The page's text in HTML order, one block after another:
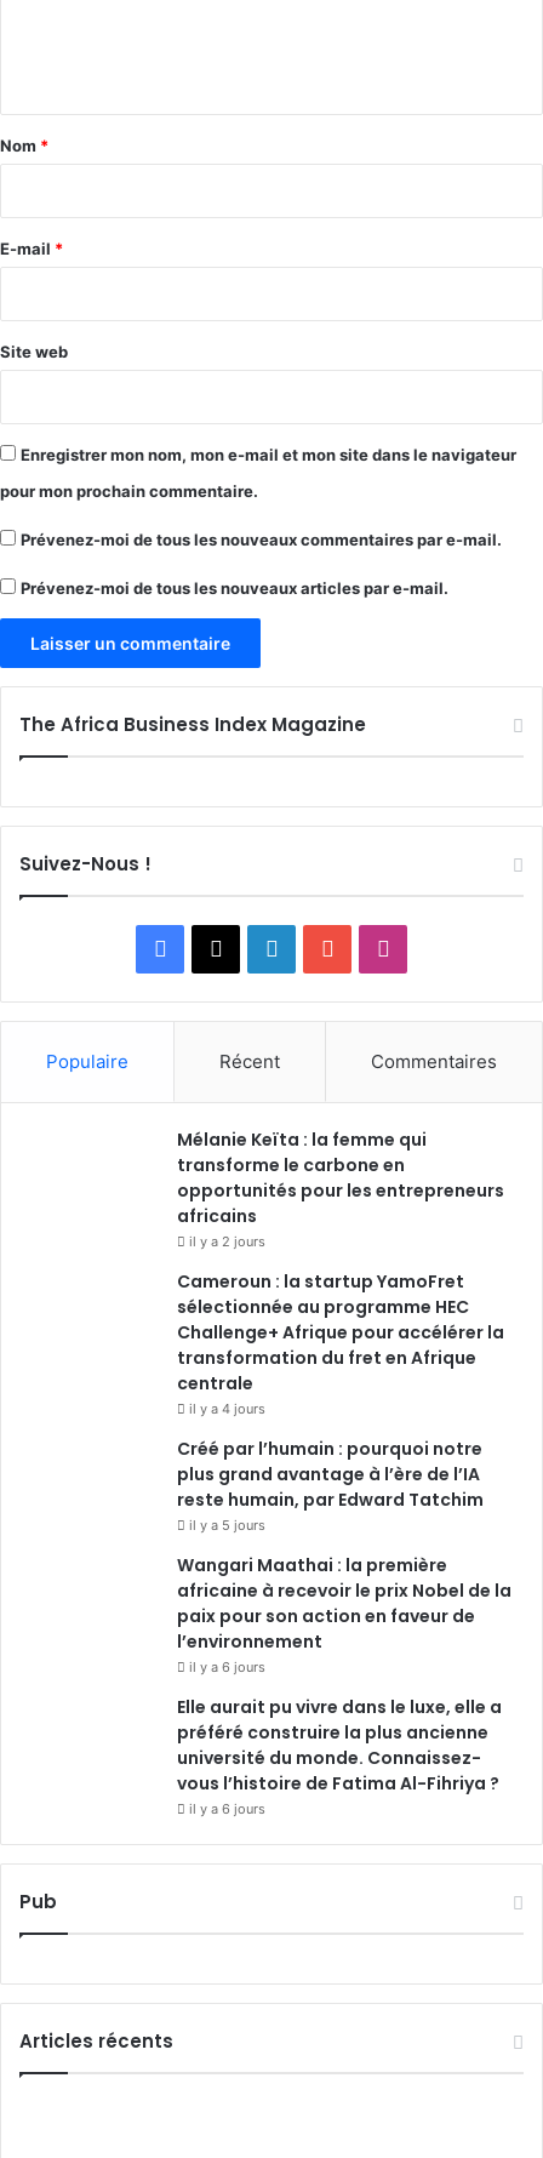
a
e
Nom *
E-mail *
Site web
Enregistrer mon nom, mon e-mail et mon site dans le navigateur
pour mon prochain commentaire.
Prévenez-moi de tous les nouveaux commentaires par e-mail.
Prévenez-moi de tous les nouveaux articles par e-mail.
The Africa Business Index Magazine
Suivez-Nous !
Facebook
X LinkedinYouTube
Populaire Récent Commentaires
Mélanie Keïta : la femme qui
transforme le carbone en
opportunités pour les entrepreneurs
africains
il y a 2 jours
Cameroun : la startup YamoFret
sélectionnée au programme HEC
Challenge+ Afrique pour accélérer la
transformation du fret en Afrique
centrale
il y a 4 jours
Créé par l’humain : pourquoi notre
plus grand avantage à l’ère de l’IA
reste humain, par Edward Tatchim
il y a 5 jours
Wangari Maathai : la première
africaine à recevoir le prix Nobel de la
paix pour son action en faveur de
l’environnement
il y a 6 jours
Elle aurait pu vivre dans le luxe, elle a
préféré construire la plus ancienne
université du monde. Connaissez-
vous l’histoire de Fatima Al-Fihriya ?
il y a 6 jours
Pub
Articles récents